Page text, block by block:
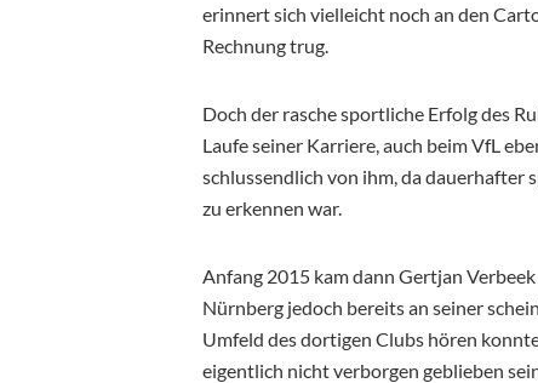
erinnert sich vielleicht noch an den
Rechnung trug.
Doch der rasche sportliche Erfolg des
Laufe seiner Karriere, auch beim VfL
schlussendlich von ihm, da
zu erkennen war.
Anfang 2015 kam dann Gertjan
Nürnberg jedoch bereits an seiner
Umfeld des dortigen Clubs hören
eigentlich nicht verborgen geblieben